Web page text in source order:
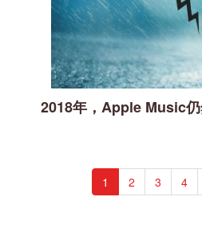
2018年，Apple Music
1 2 3 4